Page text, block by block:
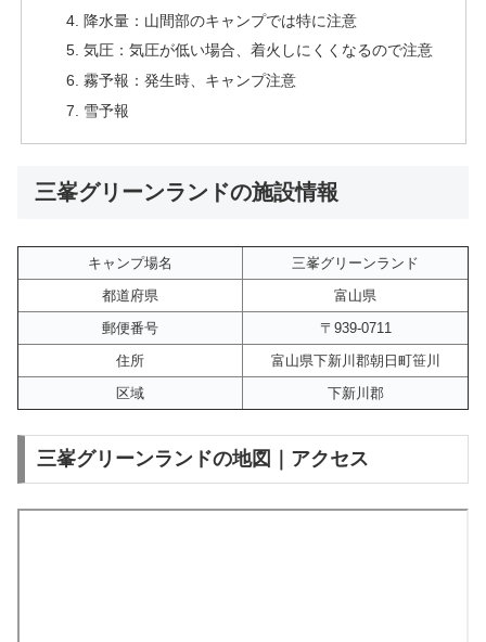
降水量：山間部のキャンプでは特に注意
気圧：気圧が低い場合、着火しにくくなるので注意
霧予報：発生時、キャンプ注意
雪予報
三峯グリーンランドの施設情報
キャンプ場名
三峯グリーンランド
都道府県
富山県
郵便番号
〒939-0711
住所
富山県下新川郡朝日町笹川
区域
下新川郡
三峯グリーンランドの地図｜アクセス